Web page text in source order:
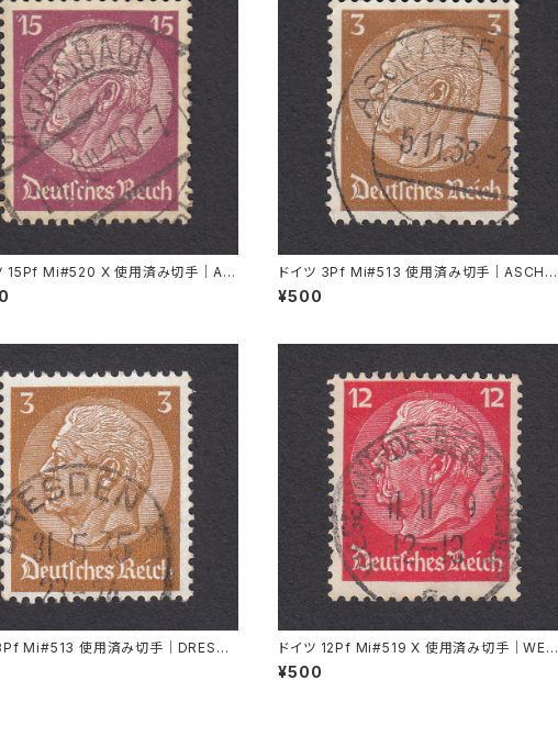
15Pf Mi#520 X 使用済み切手｜AL
19.JUL.1940
ドイツ 3Pf Mi#513 使用済み切手｜ASCHAF
FENBURG 5.11.1936
¥500
Mi#513 使用済み切手｜DRESDE
ドイツ 12Pf Mi#519 X 使用済み切手｜WESE
RMÜNDE-GEESTEMÜNDE 11.11.1939
¥500